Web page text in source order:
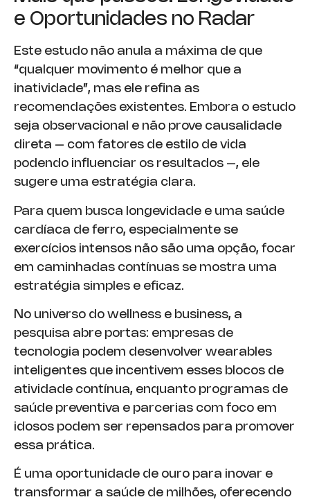
e Oportunidades no Radar
Este estudo não anula a máxima de que
“qualquer movimento é melhor que a
inatividade”, mas ele refina as
recomendações existentes. Embora o estudo
seja observacional e não prove causalidade
direta – com fatores de estilo de vida
podendo influenciar os resultados –, ele
sugere uma estratégia clara.
Para quem busca longevidade e uma saúde
cardíaca de ferro, especialmente se
exercícios intensos não são uma opção, focar
em caminhadas contínuas se mostra uma
estratégia simples e eficaz.
No universo do wellness e business, a
pesquisa abre portas: empresas de
tecnologia podem desenvolver wearables
inteligentes que incentivem esses blocos de
atividade contínua, enquanto programas de
saúde preventiva e parcerias com foco em
idosos podem ser repensados para promover
essa prática.
É uma oportunidade de ouro para inovar e
transformar a saúde de milhões, oferecendo